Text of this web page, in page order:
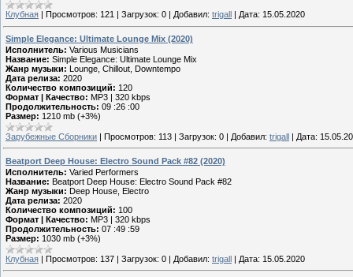
Клубная Просмотров: 121 Загрузок: 0 Добавил: trigall Дата: 15.05.2020
Simple Elegance: Ultimate Lounge Mix (2020)
Исполнитель: Various Musicians
Название: Simple Elegance: Ultimate Lounge Mix
Жанр музыки: Lounge, Chillout, Downtempo
Дата релиза: 2020
Количество композиций: 120
Формат | Качество: MP3 | 320 kbps
Продолжительность: 09 :26 :00
Размер: 1210 mb (+3%)
Зарубежные Сборники | Просмотров: 113 | Загрузок: 0 | Добавил: trigall | Дата:
Beatport Deep House: Electro Sound Pack #82 (2020)
Исполнитель: Varied Performers
Название: Beatport Deep House: Electro Sound Pack #82
Жанр музыки: Deep House, Electro
Дата релиза: 2020
Количество композиций: 100
Формат | Качество: MP3 | 320 kbps
Продолжительность: 07 :49 :59
Размер: 1030 mb (+3%)
Клубная | Просмотров: 137 | Загрузок: 0 | Добавил: trigall | Дата: 15.05.2020